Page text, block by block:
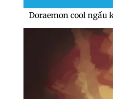
Doraemon cool ngầu